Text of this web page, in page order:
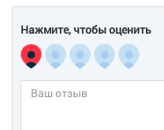
Нажмите, чтобы оценить